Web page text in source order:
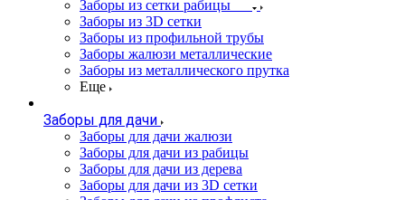
Заборы из сетки рабицы
Заборы из 3D сетки
Заборы из профильной трубы
Заборы жалюзи металлические
Заборы из металлического прутка
Еще
Заборы для дачи
Заборы для дачи жалюзи
Заборы для дачи из рабицы
Заборы для дачи из дерева
Заборы для дачи из 3D сетки